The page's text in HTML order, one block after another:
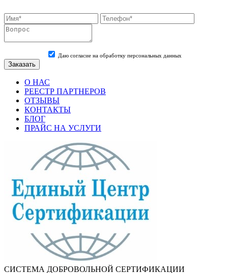
Даю согласие на обработку персональных данных
О НАС
РЕЕСТР ПАРТНЕРОВ
ОТЗЫВЫ
КОНТАКТЫ
БЛОГ
ПРАЙС НА УСЛУГИ
СИСТЕМА ДОБРОВОЛЬНОЙ СЕРТИФИКАЦИИ